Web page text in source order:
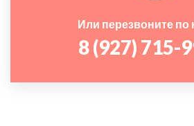
Или перезвоните по
8 (927) 715-